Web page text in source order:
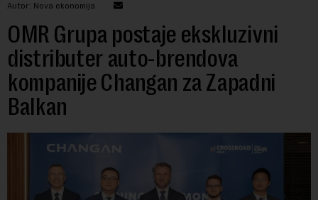
Autor: Nova ekonomija
OMR Grupa postaje ekskluzivni
distributer auto-brendova
kompanije Changan za Zapadni
Balkan